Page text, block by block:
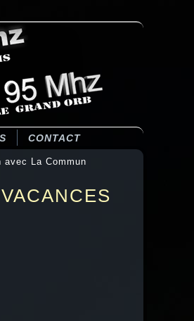
CONTACT
avec La Commun